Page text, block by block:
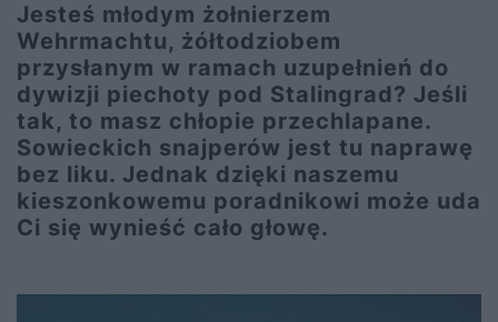
Jesteś młodym żołnierzem
Wehrmachtu, żółtodziobem
przysłanym w ramach uzupełnień do
dywizji piechoty pod Stalingrad? Jeśli
tak, to masz chłopie przechlapane.
Sowieckich snajperów jest tu naprawę
bez liku. Jednak dzięki naszemu
kieszonkowemu poradnikowi może uda
Ci się wynieść cało głowę.